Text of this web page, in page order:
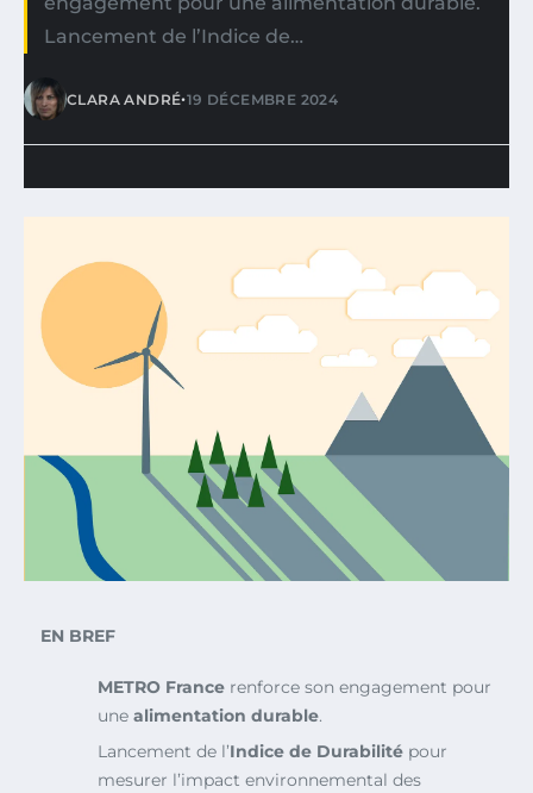
Lancement de l’Indice de…
CLARA ANDRÉ•19 DÉCEMBRE 2024
EN BREF
METRO France renforce son engagement pour
une alimentation durable.
Lancement de l’Indice de Durabilité pour
mesurer l’impact environnemental des